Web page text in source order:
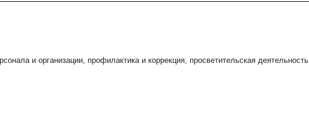
и организации, профилактика и коррекция, просветительская деятельность.